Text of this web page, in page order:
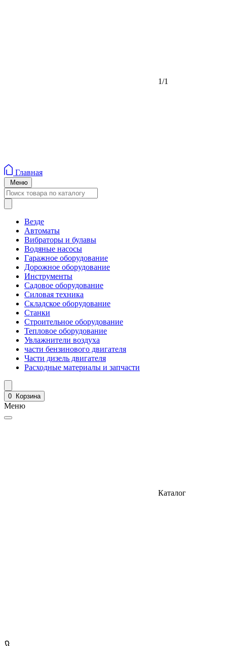
1/1
Главная
Меню
Везде
Автоматы
Вибраторы и булавы
Водяные насосы
Гаражное оборудование
Дорожное оборудование
Инструменты
Садовое оборудование
Силовая техника
Складское оборудование
Станки
Строительное оборудование
Тепловое оборудование
Увлажнители воздуха
части бензинового двигателя
Части дизель двигателя
Расходные материалы и запчасти
0 Корзина
Меню
Каталог